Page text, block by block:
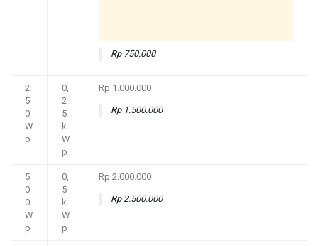
Rp 750.000
2
5
0
W
p
0,
2
5
k
W
p
Rp 1.000.000
Rp 1.500.000
5
0
0
W
p
0,
5
k
W
p
Rp 2.000.000
Rp 2.500.000